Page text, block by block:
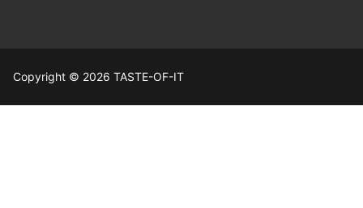
Copyright © 2026 TASTE-OF-IT